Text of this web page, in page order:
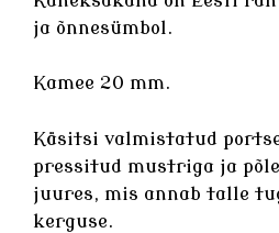
ja õnnesümbol.
Kamee 20 mm.
Käsitsi valmistatud
pressitud mustriga ja
juures, mis annab talle
kerguse.